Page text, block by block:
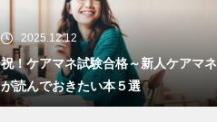
2025.09.18
2026年度版｜キャプスの手帳シリーズ
人気ランキング！